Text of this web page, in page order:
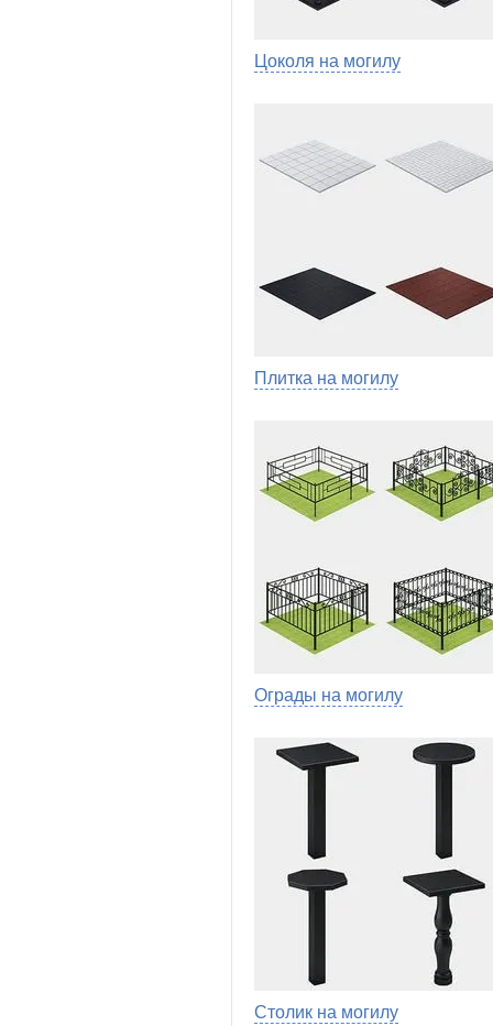
Цоколя на могилу
Плитка на могилу
Ограды на могилу
Столик на могилу